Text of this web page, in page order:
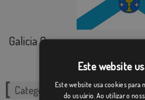
Galicia Cruz
Categorias relacionadas:
Este website
Este website usa cookies para
do usuário. Ao utilizar o